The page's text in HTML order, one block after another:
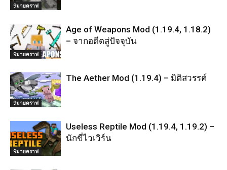
9มายคราฟ
9มายคราฟ
Age of Weapons Mod (1.19.4, 1.18.2)
– จากอดีตสู่ปัจจุบัน
9มายคราฟ
The Aether Mod (1.19.4) – มิติสวรรค์
9มายคราฟ
Useless Reptile Mod (1.19.4, 1.19.2) –
นักขี่ไวเวิร์น